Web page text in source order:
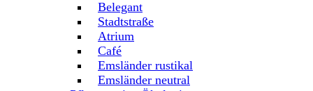
Belegant
Stadtstraße
Atrium
Café
Emsländer rustikal
Emsländer neutral